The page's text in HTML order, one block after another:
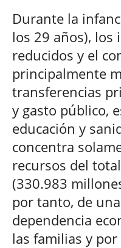
Durante la
los 29 años), los
reducidos y el
principalmente
transferencias
y gasto público,
educación y
concentra
recursos del
(330.983
por tanto, de
dependencia
las familias y por